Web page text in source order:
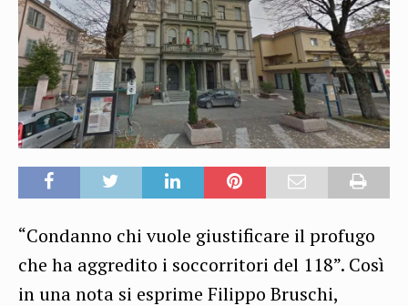
“Condanno chi vuole giustificare il profugo
che ha aggredito i soccorritori del 118”. Così
in una nota si esprime Filippo Bruschi,